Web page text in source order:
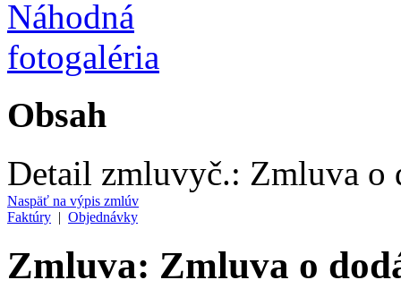
Obsah
Detail zmluvyč.: Zmluva o
Naspäť na výpis zmlúv
Faktúry | Objednávky
Zmluva: Zmluva o